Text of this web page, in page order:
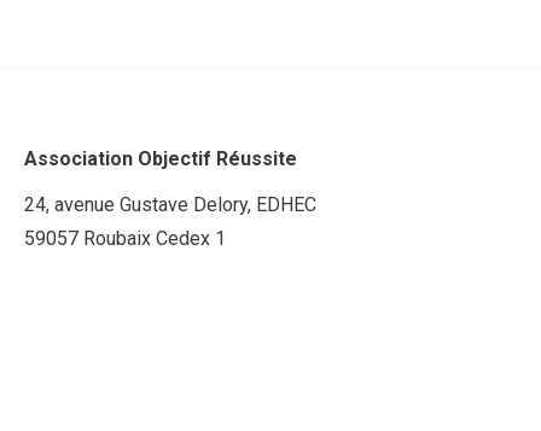
Association Objectif Réussite
24, avenue Gustave Delory, EDHEC
59057 Roubaix Cedex 1